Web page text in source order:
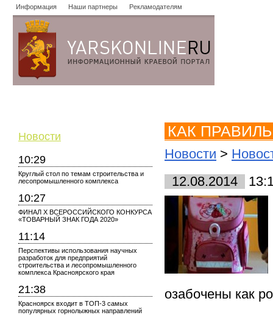
Информация Наши партнеры Рекламодателям
Новости
10:29
Круглый стол по темам строительства и
лесопромышленного комплекса
10:27
ФИНАЛ X ВСЕРОССИЙСКОГО КОНКУРСА
«ТОВАРНЫЙ ЗНАК ГОДА 2020»
11:14
Перспективы использования научных
разработок для предприятий
строительства и лесопромышленного
комплекса Красноярского края
21:38
Красноярск входит в ТОП-3 самых
популярных горнолыжных направлений
КАК
Новости >
12.08.2014
озабочены как